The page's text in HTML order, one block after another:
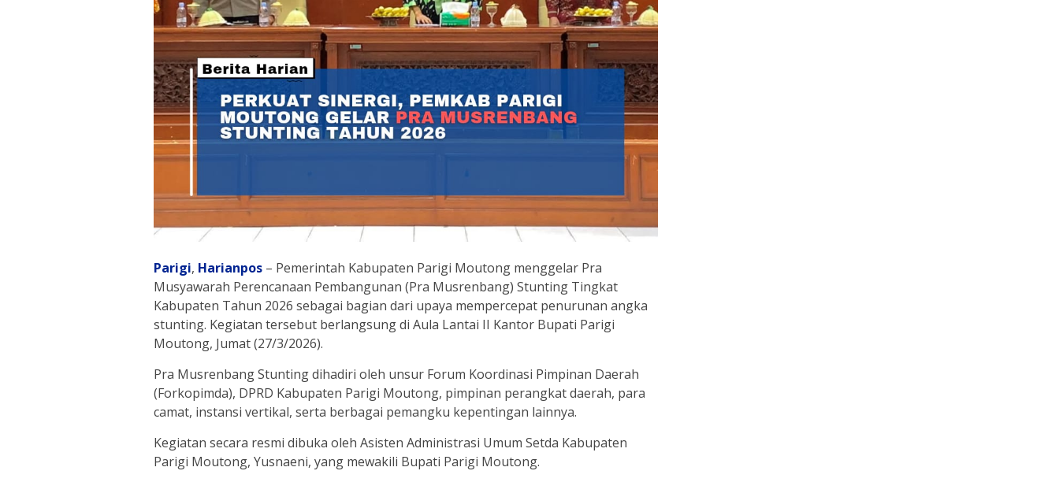
Parigi, Harianpos – Pemerintah Kabupaten Parigi Moutong menggelar Pra
Musyawarah Perencanaan Pembangunan (Pra Musrenbang) Stunting Tingkat
Kabupaten Tahun 2026 sebagai bagian dari upaya mempercepat penurunan angka
stunting. Kegiatan tersebut berlangsung di Aula Lantai II Kantor Bupati Parigi
Moutong, Jumat (27/3/2026).
Pra Musrenbang Stunting dihadiri oleh unsur Forum Koordinasi Pimpinan Daerah
(Forkopimda), DPRD Kabupaten Parigi Moutong, pimpinan perangkat daerah, para
camat, instansi vertikal, serta berbagai pemangku kepentingan lainnya.
Kegiatan secara resmi dibuka oleh Asisten Administrasi Umum Setda Kabupaten
Parigi Moutong, Yusnaeni, yang mewakili Bupati Parigi Moutong.